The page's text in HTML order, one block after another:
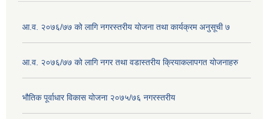
आ.व. २०७६/७७ को लागि नगरस्तरीय योजना तथा कार्यक्रम अनुसूची ७
आ.व. २०७६/७७ को लागि नगर तथा वडास्तरीय क्रियाकलापगत योजनाहरु
भौतिक पूर्वाधार विकास योजना २०७५/७६ नगरस्तरीय